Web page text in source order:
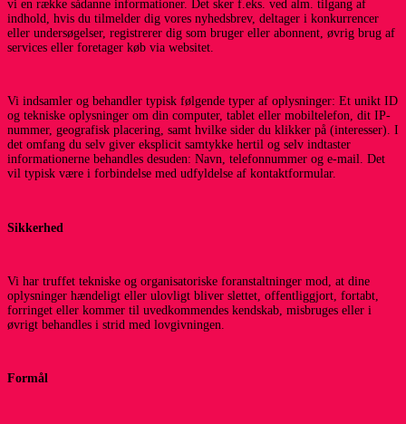
vi en række sådanne informationer. Det sker f.eks. ved alm. tilgang af
indhold, hvis du tilmelder dig vores nyhedsbrev, deltager i konkurrencer
eller undersøgelser, registrerer dig som bruger eller abonnent, øvrig brug af
services eller foretager køb via websitet.
Vi indsamler og behandler typisk følgende typer af oplysninger: Et unikt ID
og tekniske oplysninger om din computer, tablet eller mobiltelefon, dit IP-
nummer, geografisk placering, samt hvilke sider du klikker på (interesser). I
det omfang du selv giver eksplicit samtykke hertil og selv indtaster
informationerne behandles desuden: Navn, telefonnummer og e-mail. Det
vil typisk være i forbindelse med udfyldelse af kontaktformular.
Sikkerhed
Vi har truffet tekniske og organisatoriske foranstaltninger mod, at dine
oplysninger hændeligt eller ulovligt bliver slettet, offentliggjort, fortabt,
forringet eller kommer til uvedkommendes kendskab, misbruges eller i
øvrigt behandles i strid med lovgivningen.
Formål